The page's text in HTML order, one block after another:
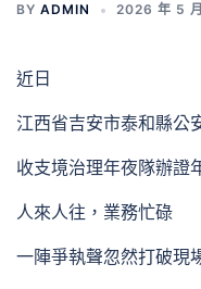
BY ADMIN 2026 年 5
近日
江西省吉安市泰和縣公
收支境治理年夜隊辦證
人來人往，業務忙碌
一陣爭執聲忽然打破現